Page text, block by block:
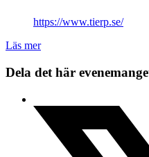
https://www.tierp.se/
Läs mer
Dela det här